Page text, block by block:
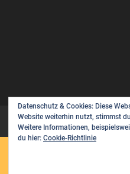
Datenschutz & Cookies: Diese
Website weiterhin nutzt, stimmst
Weitere Informationen,
du hier: Cookie-Richtlinie